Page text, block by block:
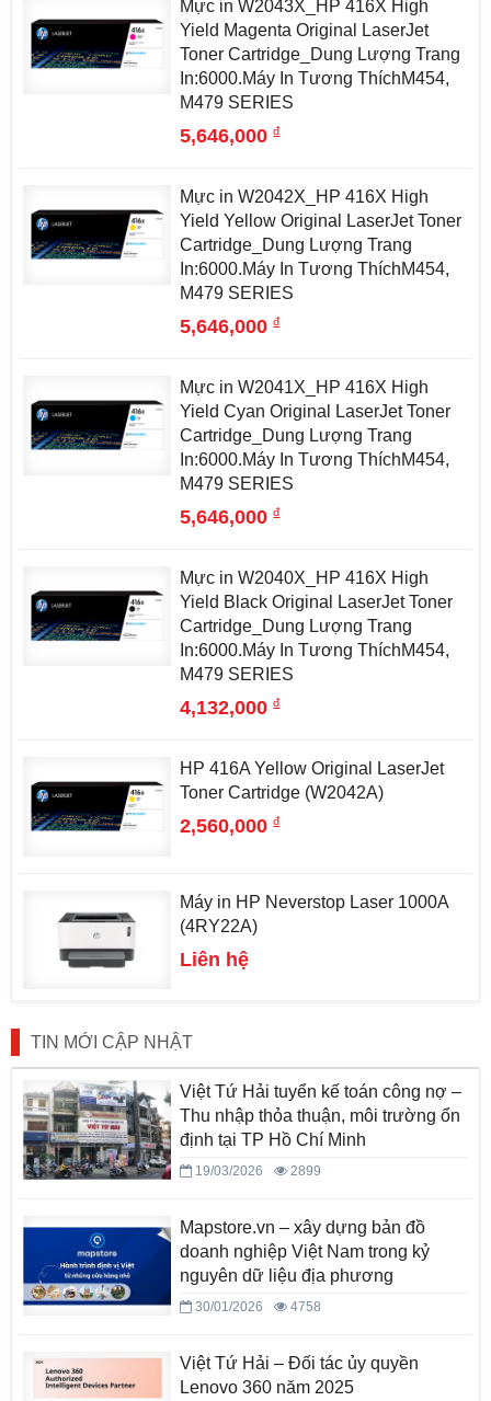
Mực in W2043X_HP 416X High
Yield Magenta Original LaserJet
Toner Cartridge_Dung Lượng Trang
In:6000.Máy In Tương ThíchM454,
M479 SERIES
5,646,000đ
Mực in W2042X_HP 416X High
Yield Yellow Original LaserJet Toner
Cartridge_Dung Lượng Trang
In:6000.Máy In Tương ThíchM454,
M479 SERIES
5,646,000đ
Mực in W2041X_HP 416X High
Yield Cyan Original LaserJet Toner
Cartridge_Dung Lượng Trang
In:6000.Máy In Tương ThíchM454,
M479 SERIES
5,646,000đ
Mực in W2040X_HP 416X High
Yield Black Original LaserJet Toner
Cartridge_Dung Lượng Trang
In:6000.Máy In Tương ThíchM454,
M479 SERIES
4,132,000đ
HP 416A Yellow Original LaserJet
Toner Cartridge (W2042A)
2,560,000đ
Máy in HP Neverstop Laser 1000A
(4RY22A)
Liên hệ
TIN MỚI CẬP NHẬT
Việt Tứ Hải tuyển kế toán công nợ –
Thu nhập thỏa thuận, môi trường ổn
định tại TP Hồ Chí Minh
19/03/2026 2899
Mapstore.vn – xây dựng bản đồ
doanh nghiệp Việt Nam trong kỷ
nguyên dữ liệu địa phương
30/01/2026 4758
Việt Tứ Hải – Đối tác ủy quyền
Lenovo 360 năm 2025